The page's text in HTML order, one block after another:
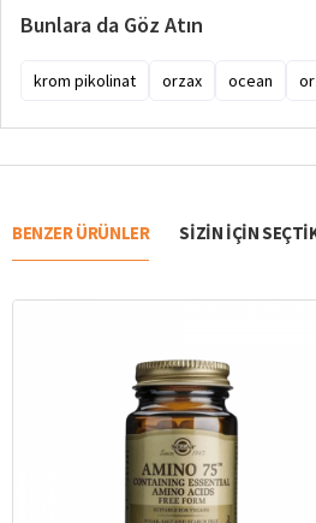
Bunlara da Göz Atın
krom pikolinat orzax ocean
BENZER ÜRÜNLER SIZIN IÇIN